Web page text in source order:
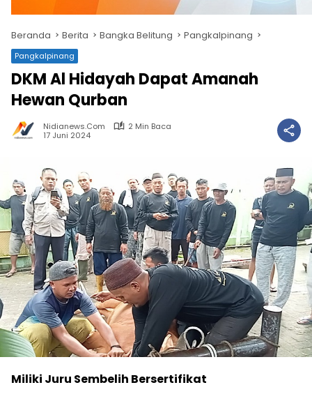
Beranda Berita Bangka Belitung Pangkalpinang
Pangkalpinang
DKM Al Hidayah Dapat Amanah
Hewan Qurban
Nidianews.com
2 Min Baca
17 Juni 2024
Miliki Juru Sembelih Bersertifikat